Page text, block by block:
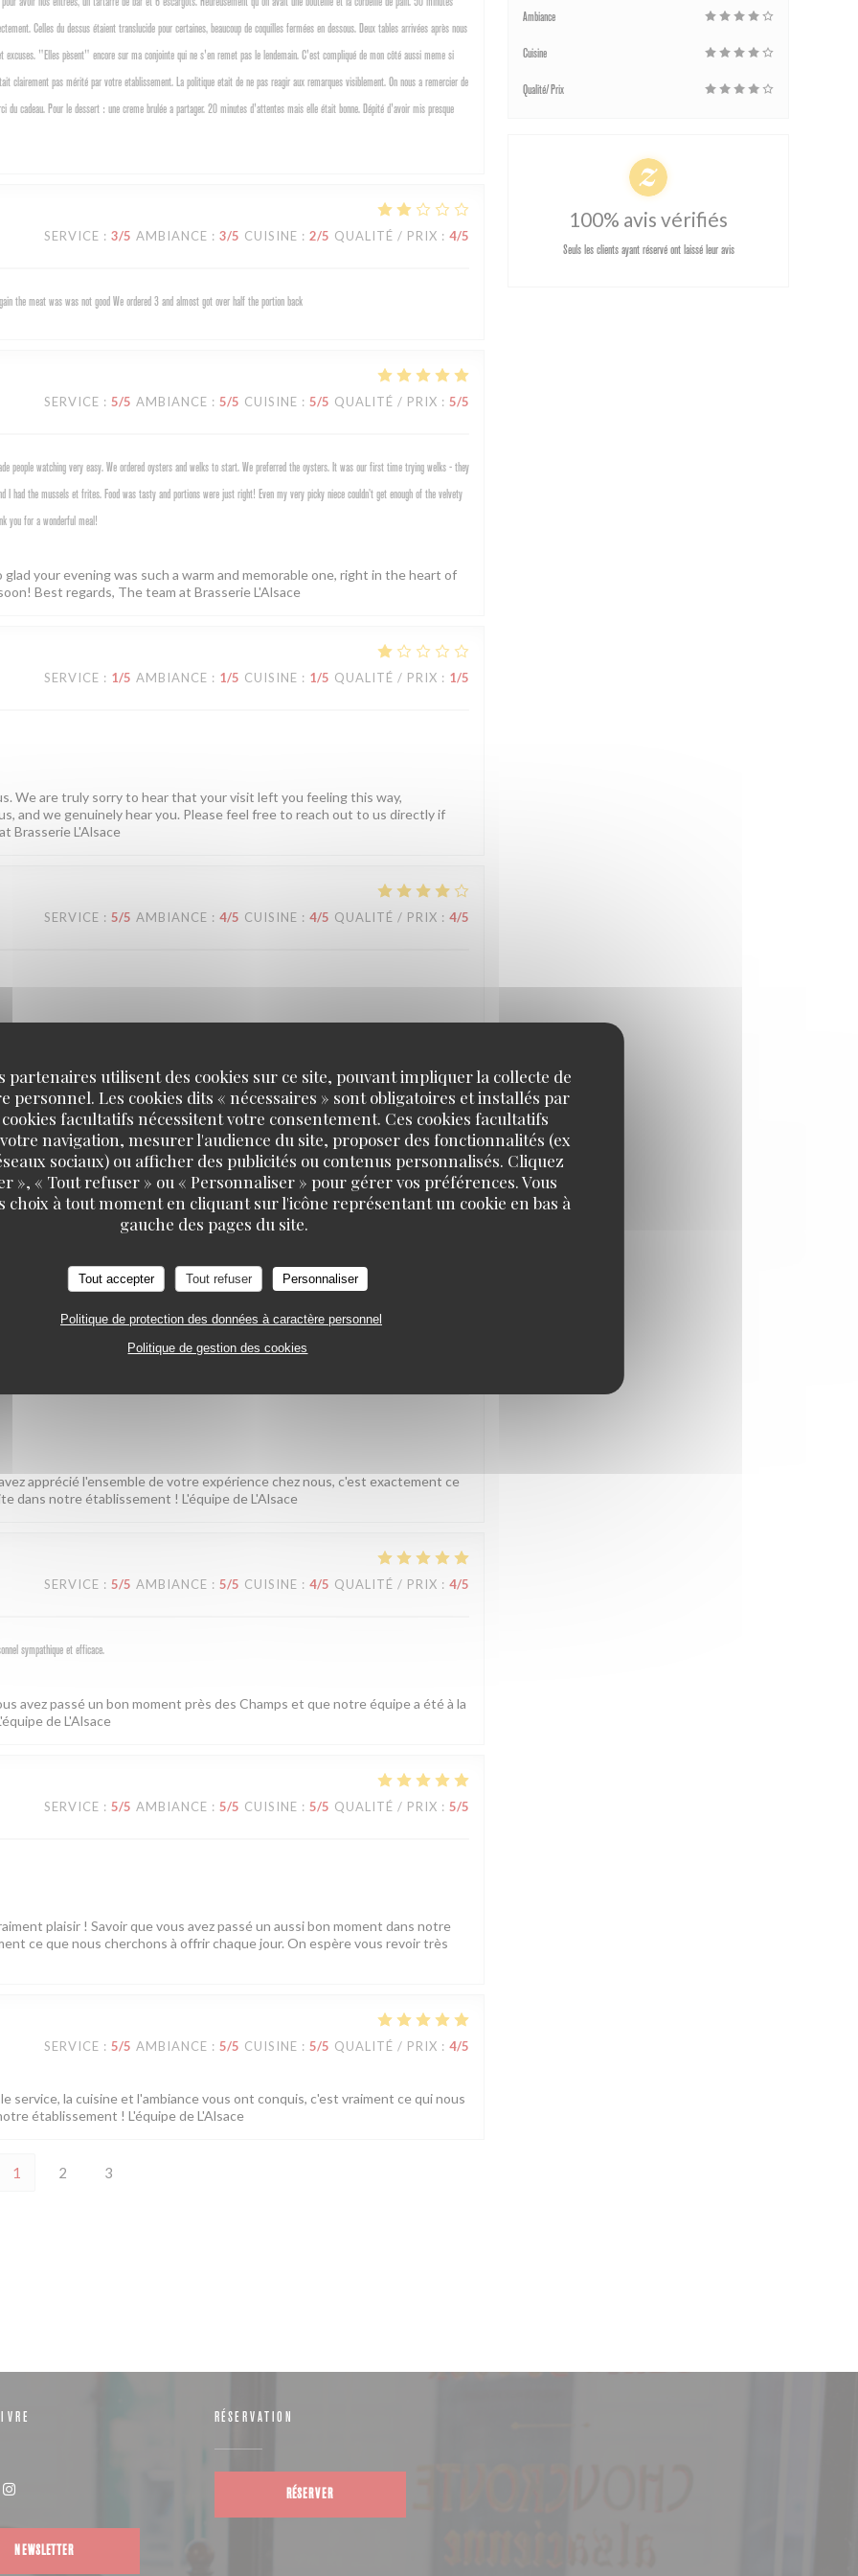
partenaires utilisent des cookies sur ce site, pouvant impliquer la collecte de
personnel. Les cookies dits « nécessaires » sont obligatoires et installés par
facultatifs nécessitent votre consentement. Ces cookies facultatifs
navigation, mesurer l'audience du site, proposer des fonctionnalités (ex
sociaux) ou afficher des publicités ou contenus personnalisés. Cliquez
», « Tout refuser » ou « Personnaliser » pour gérer vos préférences. Vous
choix à tout moment en cliquant sur l'icône représentant un cookie en bas à
gauche des pages du site.
Tout accepter Tout refuser Personnaliser
Politique de protection des données à caractère personnel
Politique de gestion des cookies
Celles du dessus étaient translucide pour certaines, beaucoup de coquilles fermées en dessous. Deux tables arrivées après nous
"Elles pèsent" encore sur ma conjointe qui ne s'en remet pas le lendemain. C'est compliqué de mon côté aussi meme si
pas mérité par votre etablissement. La politique etait de ne pas reagir aux remarques visiblement. On nous a remercier de
cadeau. Pour le dessert : une creme brulée a partager. 20 minutes d'attentes mais elle était bonne. Dépité d'avoir mis presque
SERVICE : 3/5 AMBIANCE : 3/5 CUISINE : 2/5 QUALITÉ / PRIX : 4/5
the meat was was not good We ordered 3 and almost got over half the portion back
SERVICE : 5/5 AMBIANCE : 5/5 CUISINE : 5/5 QUALITÉ / PRIX : 5/5
people watching very easy. We ordered oysters and welks to start. We preferred the oysters. It was our first time trying welks - they
I had the mussels et frites. Food was tasty and portions were just right! Even my very picky niece couldn’t get enough of the velvety
you for a wonderful meal!
your evening was such a warm and memorable one, right in the heart of
Best regards, The team at Brasserie L'Alsace
SERVICE : 1/5 AMBIANCE : 1/5 CUISINE : 1/5 QUALITÉ / PRIX : 1/5
We are truly sorry to hear that your visit left you feeling this way,
and we genuinely hear you. Please feel free to reach out to us directly if
Brasserie L'Alsace
SERVICE : 5/5 AMBIANCE : 4/5 CUISINE : 4/5 QUALITÉ / PRIX : 4/5
! Nous sommes ravis que notre équipe vous ait bien accompagnée. À
de la brasserie L'Alsace.
SERVICE: 5 /5 AMBIANCE: 5/5 CUISINE : 4/5 QUALITÉ / PRIX: 4/5
Sie einen so schönen Abend bei uns verbracht haben. Was den Preis
freuen uns, Sie bald wieder bei uns begrüßen zu dürfen! Bis bald!
apprécié l'ensemble de votre expérience chez nous, c'est exactement ce
dans notre établissement ! L'équipe de L'Alsace
SERVICE : 5/5 AMBIANCE : 5/5 CUISINE : 4/5 QUALITÉ / PRIX : 4/5
sympathique et efficace.
avez passé un bon moment près des Champs et que notre équipe a été à la
de L'Alsace
SERVICE : 5/5 AMBIANCE : 5/5 CUISINE : 5/5 QUALITÉ / PRIX : 5/5
plaisir ! Savoir que vous avez passé un aussi bon moment dans notre
ce que nous cherchons à offrir chaque jour. On espère vous revoir très
SERVICE : 5/5 AMBIANCE : 5/5 CUISINE : 5/5 QUALITÉ / PRIX : 4/5
service, la cuisine et l'ambiance vous ont conquis, c'est vraiment ce qui nous
établissement ! L'équipe de L'Alsace
1 2 3
Ambiance
Cuisine
Qualité/Prix
100% avis vérifiés
Seuls les clients ayant réservé ont laissé leur avis
NEWSLETTER
RÉSERVATION
RÉSERVER